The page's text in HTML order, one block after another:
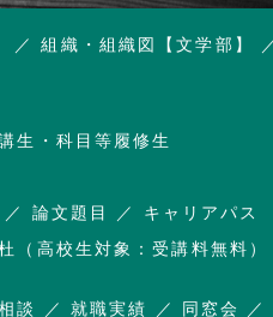
組織・組織図【文学部】
生・科目等履修生
論文題目
キャリアパス
（高校生対象：受講料無料）
談 就職実績 同窓会